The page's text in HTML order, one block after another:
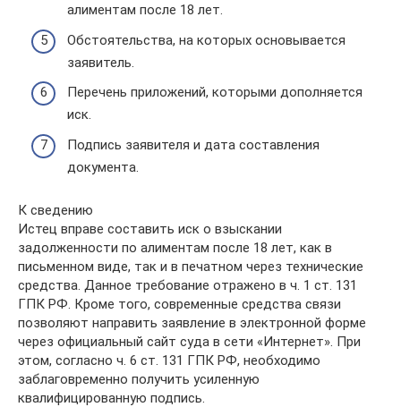
алиментам после 18 лет.
Обстоятельства, на которых основывается
заявитель.
Перечень приложений, которыми дополняется
иск.
Подпись заявителя и дата составления
документа.
К сведению
Истец вправе составить иск о взыскании
задолженности по алиментам после 18 лет, как в
письменном виде, так и в печатном через технические
средства. Данное требование отражено в ч. 1 ст. 131
ГПК РФ. Кроме того, современные средства связи
позволяют направить заявление в электронной форме
через официальный сайт суда в сети «Интернет». При
этом, согласно ч. 6 ст. 131 ГПК РФ, необходимо
заблаговременно получить усиленную
квалифицированную подпись.